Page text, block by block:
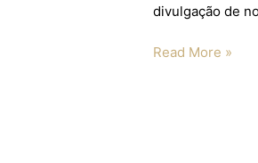
divulgação de
Read More »